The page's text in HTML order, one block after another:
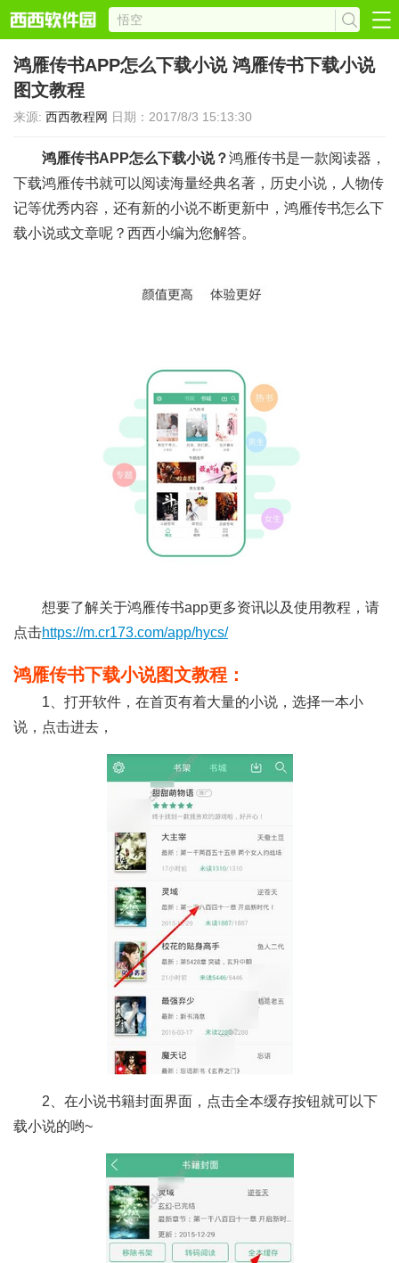
鸿雁传书APP怎么下载小说 鸿雁传书下载小说
图文教程
来源: 西西教程网 日期：2017/8/3 15:13:30
鸿雁传书APP怎么下载小说？鸿雁传书是一款阅读器，
下载鸿雁传书就可以阅读海量经典名著，历史小说，人物传
记等优秀内容，还有新的小说不断更新中，鸿雁传书怎么下
载小说或文章呢？西西小编为您解答。
想要了解关于鸿雁传书app更多资讯以及使用教程，请
点击https://m.cr173.com/app/hycs/
鸿雁传书下载小说图文教程：
1、打开软件，在首页有着大量的小说，选择一本小
说，点击进去，
2、在小说书籍封面界面，点击全本缓存按钮就可以下
载小说的哟~